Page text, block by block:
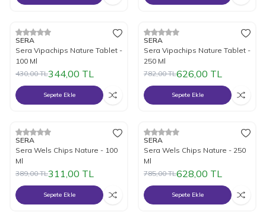
%20İndirim
SERA
Sera Vipachips Nature Tablet -
100 Ml
430,00TL344,00 TL
Sepete Ekle
%20İndirim
SERA
Sera Vipachips Nature Tablet -
250 Ml
782,00TL626,00 TL
Sepete Ekle
%20İndirim
SERA
Sera Wels Chips Nature - 100
Ml
389,00TL311,00 TL
Sepete Ekle
%20İndirim
SERA
Sera Wels Chips Nature - 250
Ml
785,00TL628,00 TL
Sepete Ekle